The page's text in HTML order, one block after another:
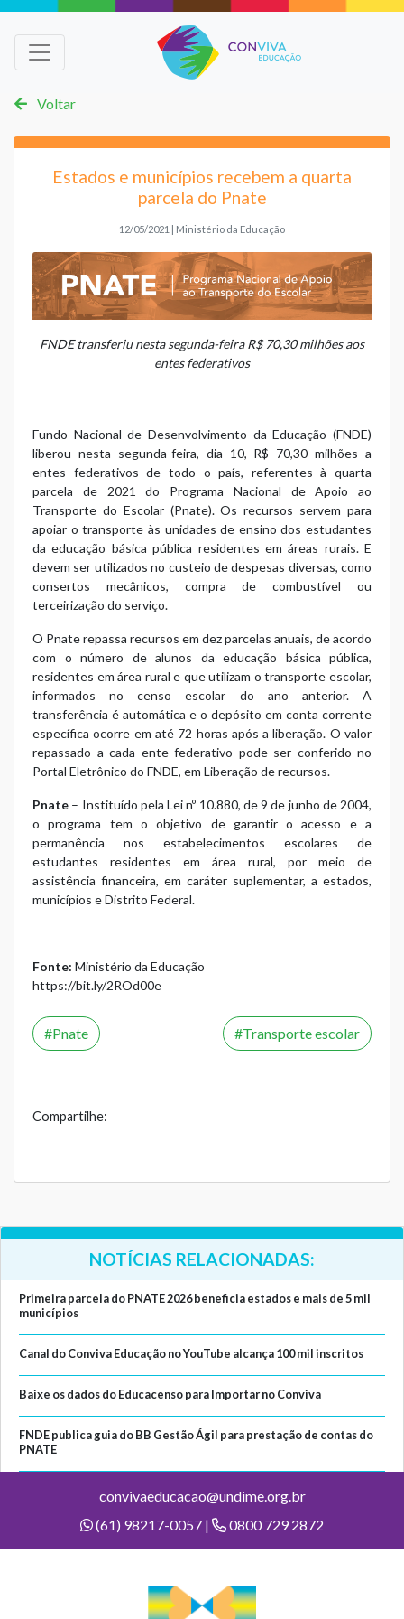
Voltar
Estados e municípios recebem a quarta
parcela do Pnate
12/05/2021 | Ministério da Educação
FNDE transferiu nesta segunda-feira R$ 70,30 milhões aos
entes federativos
Fundo Nacional de Desenvolvimento da Educação (FNDE)
liberou nesta segunda-feira, dia 10, R$ 70,30 milhões a
entes federativos de todo o país, referentes à quarta
parcela de 2021 do Programa Nacional de Apoio ao
Transporte do Escolar (Pnate). Os recursos servem para
apoiar o transporte às unidades de ensino dos estudantes
da educação básica pública residentes em áreas rurais. E
devem ser utilizados no custeio de despesas diversas, como
consertos mecânicos, compra de combustível ou
terceirização do serviço.
O Pnate repassa recursos em dez parcelas anuais, de acordo
com o número de alunos da educação básica pública,
residentes em área rural e que utilizam o transporte escolar,
informados no censo escolar do ano anterior. A
transferência é automática e o depósito em conta corrente
específica ocorre em até 72 horas após a liberação. O valor
repassado a cada ente federativo pode ser conferido no
Portal Eletrônico do FNDE, em Liberação de recursos.
Pnate – Instituído pela Lei nº 10.880, de 9 de junho de 2004,
o programa tem o objetivo de garantir o acesso e a
permanência nos estabelecimentos escolares de
estudantes residentes em área rural, por meio de
assistência financeira, em caráter suplementar, a estados,
municípios e Distrito Federal.
Fonte: Ministério da Educação
https://bit.ly/2ROd00e
Pnate Transporte escolar
Compartilhe:
NOTÍCIAS RELACIONADAS:
Primeira parcela do PNATE 2026 beneficia estados e mais de 5 mil
municípios
Canal do Conviva Educação no YouTube alcança 100 mil inscritos
Baixe os dados do Educacenso para Importar no Conviva
FNDE publica guia do BB Gestão Ágil para prestação de contas do
PNATE
convivaeducacao@undime.org.br
(61) 98217-0057 |
0800 729 2872